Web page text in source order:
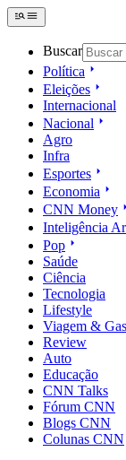
Buscar
Política
Eleições
Internacional
Nacional
Agro
Infra
Esportes
Economia
CNN Money
Inteligência
Pop
Saúde
Ciência
Tecnologia
Lifestyle
Viagem &
Review
Auto
Educação
CNN Talks
Fórum CNN
Blogs CNN
Colunas CNN